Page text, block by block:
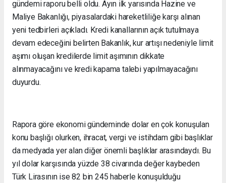
gündemi raporu belli oldu. Ayın ilk yarısında Hazine ve
Maliye Bakanlığı, piyasalardaki hareketliliğe karşı alınan
yeni tedbirleri açıkladı. Kredi kanallarının açık tutulmaya
devam edeceğini belirten Bakanlık, kur artışı nedeniyle limit
aşımı oluşan kredilerde limit aşımının dikkate
alınmayacağını ve kredi kapama talebi yapılmayacağını
duyurdu.
Rapora göre ekonomi gündeminde dolar en çok konuşulan
konu başlığı olurken, ihracat, vergi ve istihdam gibi başlıklar
da medyada yer alan diğer önemli başlıklar arasındaydı. Bu
yıl dolar karşısında yüzde 38 civarında değer kaybeden
Türk Lirasının ise 82 bin 245 haberle konuşulduğu